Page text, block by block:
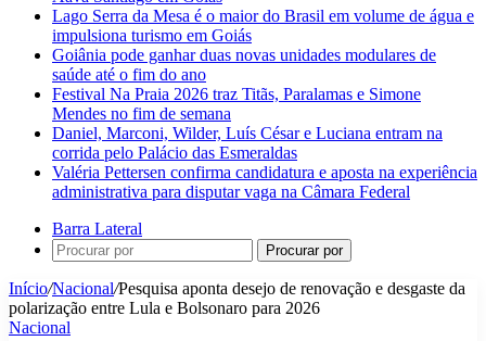
Lago Serra da Mesa é o maior do Brasil em volume de água e
impulsiona turismo em Goiás
Goiânia pode ganhar duas novas unidades modulares de
saúde até o fim do ano
Festival Na Praia 2026 traz Titãs, Paralamas e Simone
Mendes no fim de semana
Daniel, Marconi, Wilder, Luís César e Luciana entram na
corrida pelo Palácio das Esmeraldas
Valéria Pettersen confirma candidatura e aposta na experiência
administrativa para disputar vaga na Câmara Federal
Barra Lateral
Procurar por
Início/Nacional/Pesquisa aponta desejo de renovação e desgaste da
polarização entre Lula e Bolsonaro para 2026
Nacional